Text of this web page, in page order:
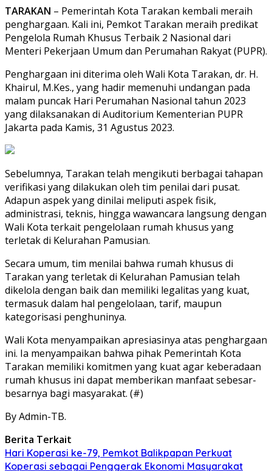
TARAKAN – Pemerintah Kota Tarakan kembali meraih
penghargaan. Kali ini, Pemkot Tarakan meraih predikat
Pengelola Rumah Khusus Terbaik 2 Nasional dari
Menteri Pekerjaan Umum dan Perumahan Rakyat (PUPR).
Penghargaan ini diterima oleh Wali Kota Tarakan, dr. H.
Khairul, M.Kes., yang hadir memenuhi undangan pada
malam puncak Hari Perumahan Nasional tahun 2023
yang dilaksanakan di Auditorium Kementerian PUPR
Jakarta pada Kamis, 31 Agustus 2023.
Sebelumnya, Tarakan telah mengikuti berbagai tahapan
verifikasi yang dilakukan oleh tim penilai dari pusat.
Adapun aspek yang dinilai meliputi aspek fisik,
administrasi, teknis, hingga wawancara langsung dengan
Wali Kota terkait pengelolaan rumah khusus yang
terletak di Kelurahan Pamusian.
Secara umum, tim menilai bahwa rumah khusus di
Tarakan yang terletak di Kelurahan Pamusian telah
dikelola dengan baik dan memiliki legalitas yang kuat,
termasuk dalam hal pengelolaan, tarif, maupun
kategorisasi penghuninya.
Wali Kota menyampaikan apresiasinya atas penghargaan
ini. Ia menyampaikan bahwa pihak Pemerintah Kota
Tarakan memiliki komitmen yang kuat agar keberadaan
rumah khusus ini dapat memberikan manfaat sebesar-
besarnya bagi masyarakat. (#)
By Admin-TB.
Berita Terkait
Hari Koperasi ke-79, Pemkot Balikpapan Perkuat
Koperasi sebagai Penggerak Ekonomi Masyarakat